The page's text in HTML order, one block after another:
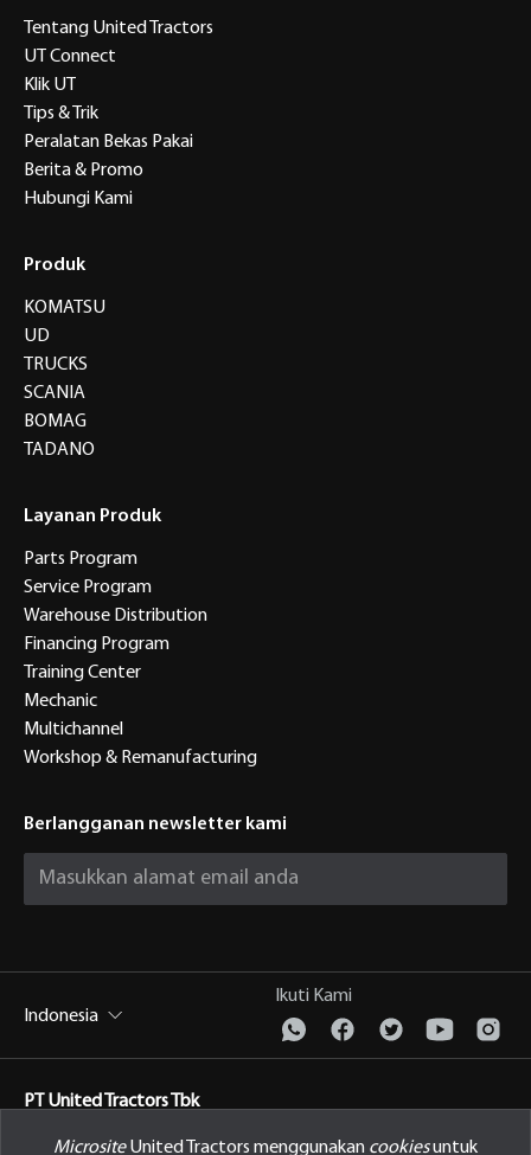
MicrositeUnited Tractors menggunakan cookiesuntuk
Tentang United Tractors
UT Connect
Klik UT
Tips & Trik
Peralatan Bekas Pakai
Berita & Promo
Hubungi Kami
Produk
KOMATSU
UD
TRUCKS
SCANIA
BOMAG
TADANO
Layanan Produk
Parts Program
Service Program
Warehouse Distribution
Financing Program
Training Center
Mechanic
Multichannel
Workshop & Remanufacturing
Berlangganan newsletter kami
Indonesia
Ikuti Kami
PT United Tractors Tbk